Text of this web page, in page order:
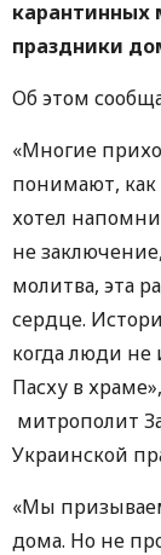
кaрaнтинных
прaздники
Об этом
«Многие
понимают,
хотел
не
молитва, эта
сердце.
когда люди не
Пасху в
митрополит
Украинской
«Мы
дома. Но не